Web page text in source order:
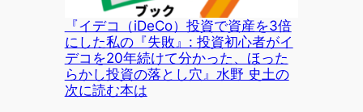
『イデコ（iDeCo）投資で資産を3倍
にした私の『失敗』: 投資初心者がイ
デコを20年続けて分かった、ほった
らかし投資の落とし穴』水野 史土の
次に読む本は